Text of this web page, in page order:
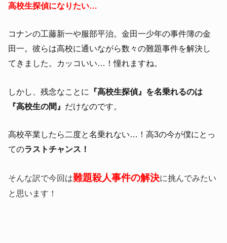
高校生探偵になりたい…
コナンの工藤新一や服部平治。金田一少年の事件簿の金
田一。彼らは高校に通いながら数々の難題事件を解決し
てきました。カッコいい…！憧れますね。
しかし、残念なことに
『高校生探偵』を名乗れるのは
『高校生の間』 だけなのです。
高校卒業したら二度と名乗れない…！高3の今が僕にとっ
てのラストチャンス！
そんな訳で今回は難題殺人事件の解決に挑んでみたい
と思います！